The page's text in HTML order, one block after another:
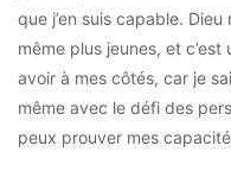
que j’en suis capable.
même plus jeunes, et
avoir à mes côtés, car je
même avec le défi des
peux prouver mes